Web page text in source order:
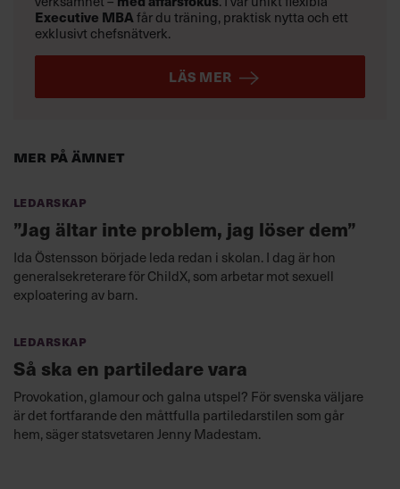
Mer på ämnet
Ledarskap
”Jag ältar inte problem, jag löser dem”
Ida Östensson började leda redan i skolan. I dag är hon
generalsekreterare för ChildX, som arbetar mot sexuell
exploatering av barn.
Ledarskap
Så ska en partiledare vara
Provokation, glamour och galna utspel? För svenska väljare
är det fortfarande den måttfulla partiledarstilen som går
hem, säger statsvetaren Jenny Madestam.
Executive MBAfår du träning, praktisk nytta och ett
exklusivt chefsnätverk.
LÄS MER